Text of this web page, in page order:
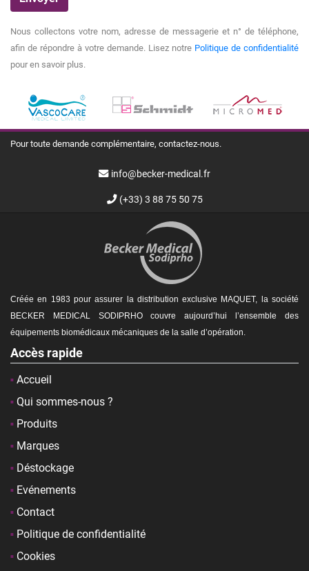
Nous collectons votre nom, adresse de messagerie et n° de téléphone,
afin de répondre à votre demande. Lisez notre Politique de confidentialité
pour en savoir plus.
Pour toute demande complémentaire, contactez-nous.
info@becker-medical.fr
(+33) 3 88 75 50 75
Créée en 1983 pour assurer la distribution exclusive MAQUET, la société
BECKER MEDICAL SODIPRHO couvre aujourd’hui l’ensemble des
équipements biomédicaux mécaniques de la salle d’opération.
Accès rapide
Accueil
Qui sommes-nous ?
Produits
Marques
Déstockage
Evénements
Contact
Politique de confidentialité
Cookies